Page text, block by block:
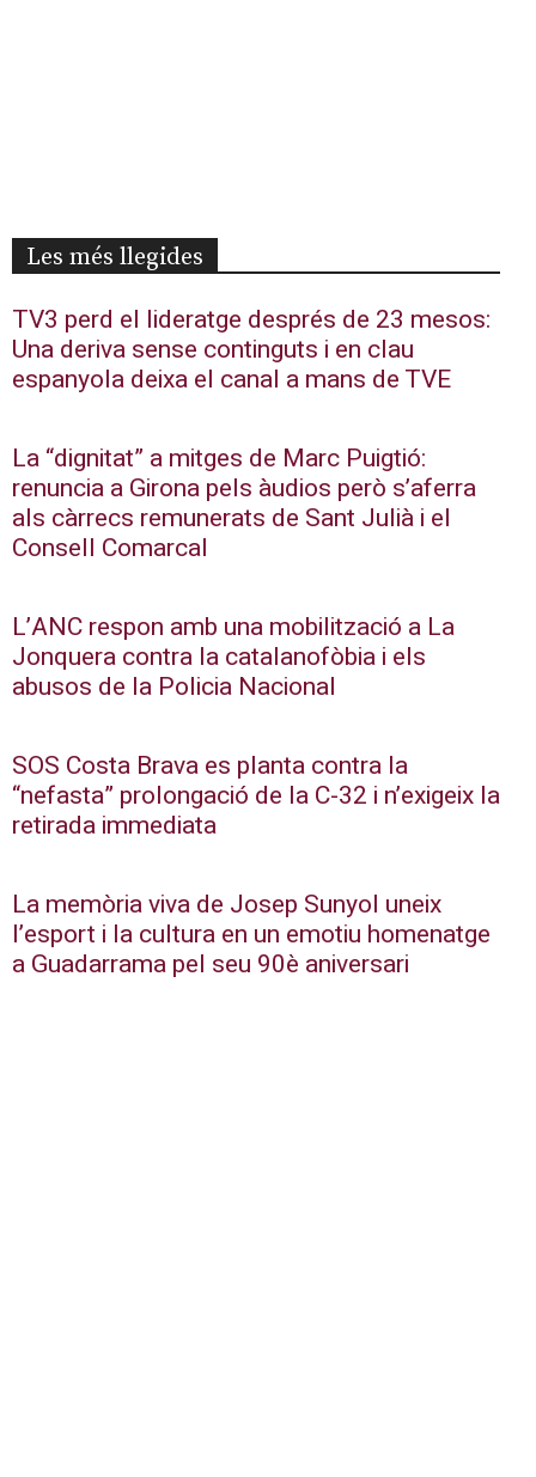
Les més llegides
TV3 perd el lideratge després de 23 mesos:
Una deriva sense continguts i en clau
espanyola deixa el canal a mans de TVE
La “dignitat” a mitges de Marc Puigtió:
renuncia a Girona pels àudios però s’aferra
als càrrecs remunerats de Sant Julià i el
Consell Comarcal
L’ANC respon amb una mobilització a La
Jonquera contra la catalanofòbia i els
abusos de la Policia Nacional
SOS Costa Brava es planta contra la
“nefasta” prolongació de la C-32 i n’exigeix la
retirada immediata
La memòria viva de Josep Sunyol uneix
l’esport i la cultura en un emotiu homenatge
a Guadarrama pel seu 90è aniversari